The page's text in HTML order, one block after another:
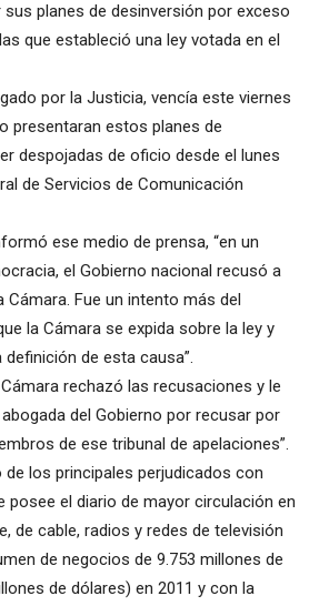
planes de desinversión por exceso
que estableció una ley votada en el
por la Justicia, vencía este viernes
presentaran estos planes de
despojadas de oficio desde el lunes
de Servicios de Comunicación
ese medio de prensa, “en un
el Gobierno nacional recusó a
Fue un intento más del
la Cámara se expida sobre la ley y
de esta causa”.
rechazó las recusaciones y le
del Gobierno por recusar por
de ese tribunal de apelaciones”.
de los principales perjudicados con
posee el diario de mayor circulación en
de cable, radios y redes de televisión
de negocios de 9.753 millones de
de dólares) en 2011 y con la